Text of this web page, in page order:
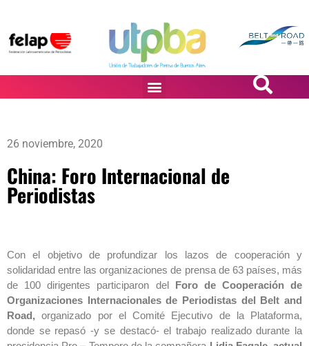
26 noviembre, 2020
China: Foro Internacional de
Periodistas
Con el objetivo de profundizar los lazos de cooperación y
solidaridad entre las organizaciones de prensa de 63 países, más
de 100 dirigentes participaron del Foro de Cooperación de
Organizaciones Internacionales de Periodistas del Belt and
Road,organizado por el Comité Ejecutivo de la Plataforma,
donde se repasó -y se destacó- el trabajo realizado durante la